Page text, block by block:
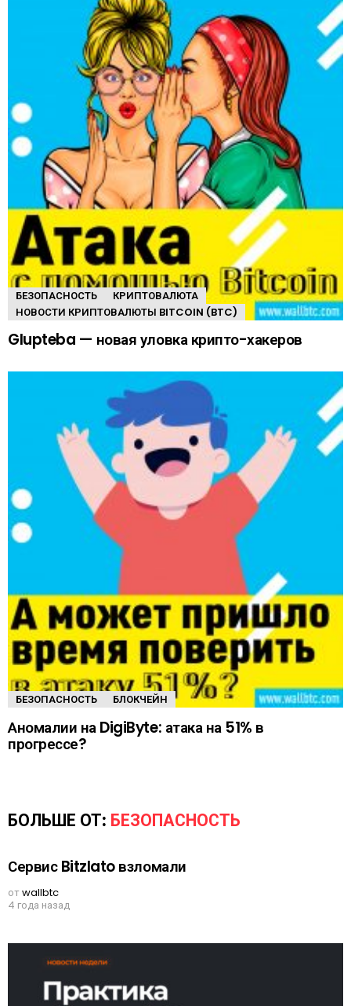
БЕЗОПАСНОСТЬ
КРИПТОВАЛЮТА
НОВОСТИ КРИПТОВАЛЮТЫ BITCOIN (BTC)
Glupteba — новая уловка крипто-хакеров
БЕЗОПАСНОСТЬ БЛОКЧЕЙН
Аномалии на DigiByte: атака на 51% в
прогрессе?
БОЛЬШЕ ОТ: БЕЗОПАСНОСТЬ
Сервис Bitzlato взломали
отwallbtc
4 года назад